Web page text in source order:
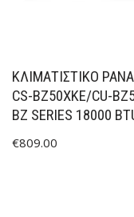
ΚΛΙΜΑΤΙΣΤΙΚΟ
CS-BZ50XKE/CU-
BZ SERIES 18000
€809.00